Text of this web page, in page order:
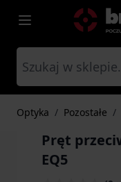
Przejdź do treści
Optyka / Pozostałe /
Pręt
EQ5